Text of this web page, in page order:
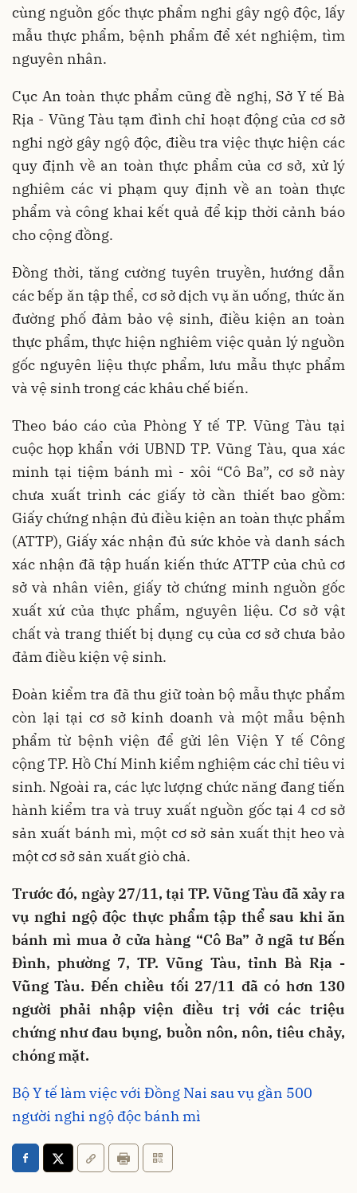
cùng nguồn gốc thực phẩm nghi gây ngộ độc, lấy
mẫu thực phẩm, bệnh phẩm để xét nghiệm, tìm
nguyên nhân.
Cục An toàn thực phẩm cũng đề nghị, Sở Y tế Bà
Rịa - Vũng Tàu tạm đình chỉ hoạt động của cơ sở
nghi ngờ gây ngộ độc, điều tra việc thực hiện các
quy định về an toàn thực phẩm của cơ sở, xử lý
nghiêm các vi phạm quy định về an toàn thực
phẩm và công khai kết quả để kịp thời cảnh báo
cho cộng đồng.
Đồng thời, tăng cường tuyên truyền, hướng dẫn
các bếp ăn tập thể, cơ sở dịch vụ ăn uống, thức ăn
đường phố đảm bảo vệ sinh, điều kiện an toàn
thực phẩm, thực hiện nghiêm việc quản lý nguồn
gốc nguyên liệu thực phẩm, lưu mẫu thực phẩm
và vệ sinh trong các khâu chế biến.
Theo báo cáo của Phòng Y tế TP. Vũng Tàu tại
cuộc họp khẩn với UBND TP. Vũng Tàu, qua xác
minh tại tiệm bánh mì - xôi “Cô Ba”, cơ sở này
chưa xuất trình các giấy tờ cần thiết bao gồm:
Giấy chứng nhận đủ điều kiện an toàn thực phẩm
(ATTP), Giấy xác nhận đủ sức khỏe và danh sách
xác nhận đã tập huấn kiến thức ATTP của chủ cơ
sở và nhân viên, giấy tờ chứng minh nguồn gốc
xuất xứ của thực phẩm, nguyên liệu. Cơ sở vật
chất và trang thiết bị dụng cụ của cơ sở chưa bảo
đảm điều kiện vệ sinh.
Đoàn kiểm tra đã thu giữ toàn bộ mẫu thực phẩm
còn lại tại cơ sở kinh doanh và một mẫu bệnh
phẩm từ bệnh viện để gửi lên Viện Y tế Công
cộng TP. Hồ Chí Minh kiểm nghiệm các chỉ tiêu vi
sinh. Ngoài ra, các lực lượng chức năng đang tiến
hành kiểm tra và truy xuất nguồn gốc tại 4 cơ sở
sản xuất bánh mì, một cơ sở sản xuất thịt heo và
một cơ sở sản xuất giò chả.
Trước đó, ngày 27/11, tại TP. Vũng Tàu đã xảy ra
vụ nghi ngộ độc thực phẩm tập thể sau khi ăn
bánh mì mua ở cửa hàng “Cô Ba” ở ngã tư Bến
Đình, phường 7, TP. Vũng Tàu, tỉnh Bà Rịa -
Vũng Tàu. Đến chiều tối 27/11 đã có hơn 130
người phải nhập viện điều trị với các triệu
chứng như đau bụng, buồn nôn, nôn, tiêu chảy,
chóng mặt.
Bộ Y tế làm việc với Đồng Nai sau vụ gần 500
người nghi ngộ độc bánh mì